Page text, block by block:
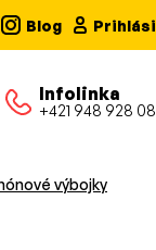
Blog
Infolinka
+421 948 928
výbojky